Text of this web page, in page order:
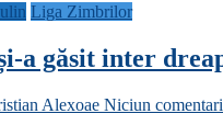
Liga Zimbrilor
a găsit inter
Alexoae Niciun